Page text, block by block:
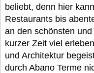
beliebt, denn hier
Restaurants bis
an den schönsten
kurzer Zeit viel
und Architektur
durch Abano Terme